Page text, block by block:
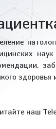
наук
наш